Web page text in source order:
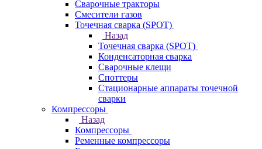
Сварочные тракторы
Смесители газов
Точечная сварка (SPOT)
Назад
Точечная сварка (SPOT)
Конденсаторная сварка
Сварочные клещи
Споттеры
Стационарные аппараты точечной
сварки
Компрессоры
Назад
Компрессоры
Ременные компрессоры